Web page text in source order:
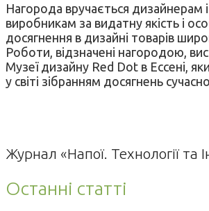
Нагорода вручається дизайнерам
виробникам за видатну якість і
досягнення в дизайні товарів
Роботи, відзначені нагородою,
Музеї дизайну Red Dot в Ессені,
у світі зібранням досягнень
Журнал «Напої. Технології та
Останні статті